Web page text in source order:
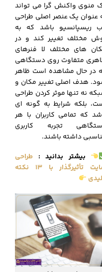
منوی واکنش گرا می تواند
عنوان یک عنصر اصلی طراحی
ریسپانسیو باشد که به
مختلف تغییر کند و در
های مختلف لا فنرهای
متفاوت روی دستگاهی
در حال مشاهده است ظاهر
هدف اصلی تغییر مکان و
نه تنها موثر کردن طراحی
بلکه شرایط به گونه ای
که تمامی کاربران با هر
تجربه کاربری
داشته باشند.
بیشتر بدانید: طراحی
سایت تأثیرگذار با 13 نکته